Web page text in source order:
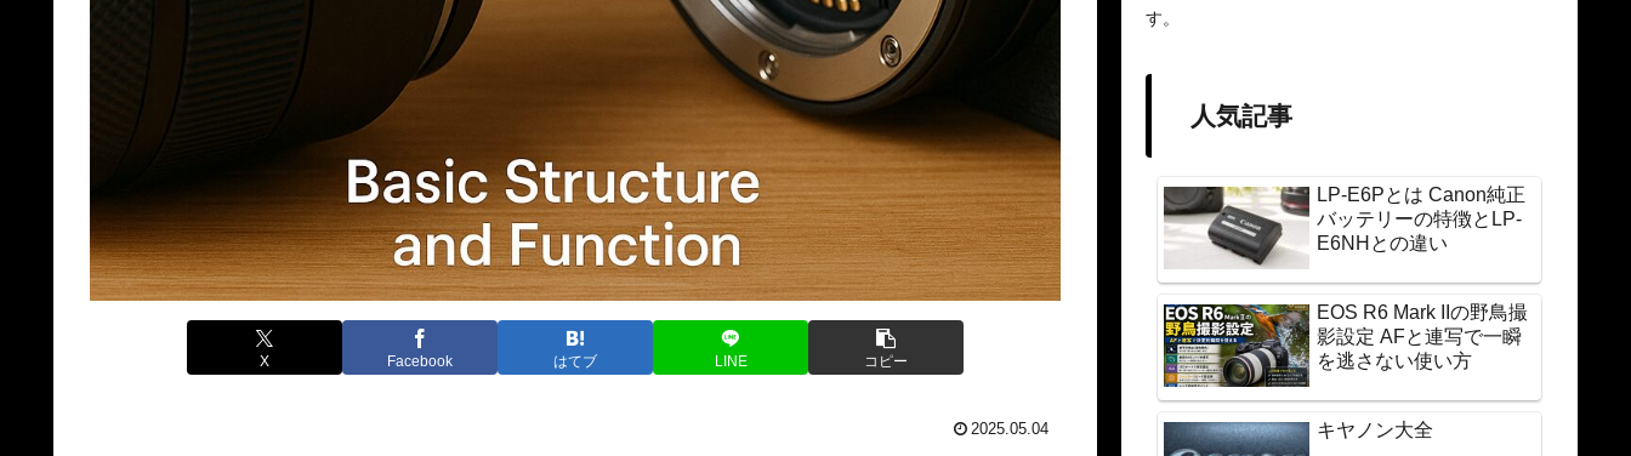
X Facebook はてブ LINE コピー
2025.05.04
す。
人気記事
LP-E6Pとは Canon純正
バッテリーの特徴とLP-
E6NHとの違い
EOS R6 Mark IIの野鳥撮
影設定 AFと連写で一瞬
を逃さない使い方
キヤノン大全